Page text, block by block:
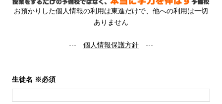
お預かりした個人情報の利用は東進だけで、他への利用は一切
ありません
--- 個人情報保護方針 ---
生徒名 ※必須